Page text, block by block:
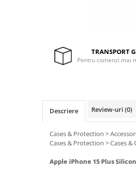
Tastaturi Gaming
Card Reader
Periferice PC
TRANSPORT
Pentru comenzi mai
Descriere Review-uri (0)
Cases & Protection >
Cases & Protection > Cases &
Apple iPhone 15 Plus